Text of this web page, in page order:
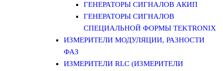
ГЕНЕРАТОРЫ СИГНАЛОВ АКИП
ГЕНЕРАТОРЫ СИГНАЛОВ
СПЕЦИАЛЬНОЙ ФОРМЫ TEKTRONIX
ИЗМЕРИТЕЛИ МОДУЛЯЦИИ, РАЗНОСТИ
ФАЗ
ИЗМЕРИТЕЛИ RLC (ИЗМЕРИТЕЛИ